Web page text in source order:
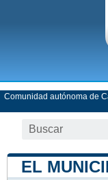
Comunidad autónoma de
EL